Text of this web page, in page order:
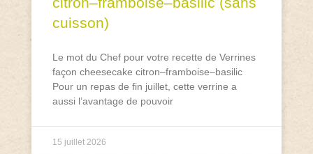
cuisson)
Le mot du Chef pour votre recette de Verrines
façon cheesecake citron–framboise–basilic
Pour un repas de fin juillet, cette verrine a
aussi l’avantage de pouvoir
15 juillet 2026